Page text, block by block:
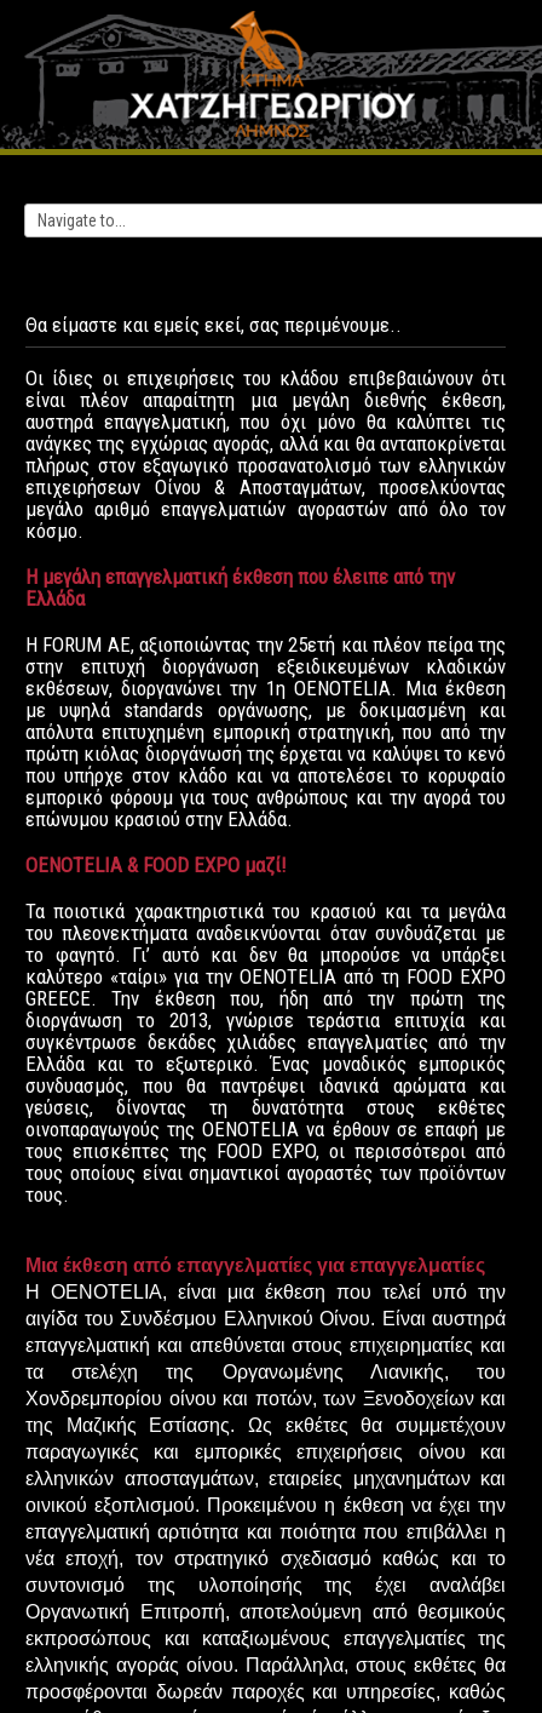
Θα είμαστε και εμείς εκεί, σας περιμένουμε..
Οι ίδιες οι επιχειρήσεις του κλάδου επιβεβαιώνουν ότι
είναι πλέον απαραίτητη μια μεγάλη διεθνής έκθεση,
αυστηρά επαγγελματική, που όχι μόνο θα καλύπτει τις
ανάγκες της εγχώριας αγοράς, αλλά και θα ανταποκρίνεται
πλήρως στον εξαγωγικό προσανατολισμό των ελληνικών
επιχειρήσεων Οίνου & Αποσταγμάτων, προσελκύοντας
μεγάλο αριθμό επαγγελματιών αγοραστών από όλο τον
κόσμο.
H μεγάλη επαγγελματική έκθεση που έλειπε από την
Ελλάδα
H FORUM AE, αξιοποιώντας την 25ετή και πλέον πείρα της
στην επιτυχή διοργάνωση εξειδικευμένων κλαδικών
εκθέσεων, διοργανώνει την 1η OENOTELIA. Μια έκθεση
με υψηλά standards οργάνωσης, με δοκιμασμένη και
απόλυτα επιτυχημένη εμπορική στρατηγική, που από την
πρώτη κιόλας διοργάνωσή της έρχεται να καλύψει το κενό
που υπήρχε στον κλάδο και να αποτελέσει το κορυφαίο
εμπορικό φόρουμ για τους ανθρώπους και την αγορά του
επώνυμου κρασιού στην Ελλάδα.
OENOTELIA & FOOD EXPO μαζί!
Τα ποιοτικά χαρακτηριστικά του κρασιού και τα μεγάλα
του πλεονεκτήματα αναδεικνύονται όταν συνδυάζεται με
το φαγητό. Γι’ αυτό και δεν θα μπορούσε να υπάρξει
καλύτερο «ταίρι» για την OENOTELIA από τη FOOD EXPO
GREECE. Την έκθεση που, ήδη από την πρώτη της
διοργάνωση το 2013, γνώρισε τεράστια επιτυχία και
συγκέντρωσε δεκάδες χιλιάδες επαγγελματίες από την
Ελλάδα και το εξωτερικό. Ένας μοναδικός εμπορικός
συνδυασμός, που θα παντρέψει ιδανικά αρώματα και
γεύσεις, δίνοντας τη δυνατότητα στους εκθέτες
οινοπαραγωγούς της OΕNOTELIΑ να έρθουν σε επαφή με
τους επισκέπτες της FOOD EXPO, οι περισσότεροι από
τους οποίους είναι σημαντικοί αγοραστές των προϊόντων
τους.
Μια έκθεση από επαγγελματίες για επαγγελματίες
Η OΕNOTELIA, είναι μια έκθεση που τελεί υπό την
αιγίδα του Συνδέσμου Ελληνικού Οίνου. Είναι αυστηρά
επαγγελματική και απεθύνεται στους επιχειρηματίες και
τα στελέχη της Οργανωμένης Λιανικής, του
Χονδρεμπορίου οίνου και ποτών, των Ξενοδοχείων και
της Μαζικής Εστίασης. Ως εκθέτες θα συμμετέχουν
παραγωγικές και εμπορικές επιχειρήσεις οίνου και
ελληνικών αποσταγμάτων, εταιρείες μηχανημάτων και
οινικού εξοπλισμού. Προκειμένου η έκθεση να έχει την
επαγγελματική αρτιότητα και ποιότητα που επιβάλλει η
νέα εποχή, τον στρατηγικό σχεδιασμό καθώς και το
συντονισμό της υλοποίησής της έχει αναλάβει
Οργανωτική Επιτροπή, αποτελούμενη από θεσμικούς
εκπροσώπους και καταξιωμένους επαγγελματίες της
ελληνικής αγοράς οίνου. Παράλληλα, στους εκθέτες θα
προσφέρονται δωρεάν παροχές και υπηρεσίες, καθώς